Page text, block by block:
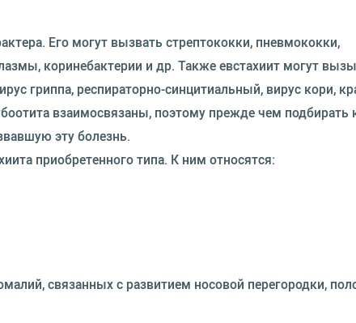
Его могут вызвать стрептококки, пневмококки,
коринебактерии и др. Также евстахиит могут
гриппа, респираторно-синцитиальный, вирус кори,
взаимосвязаны, поэтому прежде чем подбирать
эту болезнь.
приобретенного типа. К ним относятся:
связанных с развитием носовой перегородки,